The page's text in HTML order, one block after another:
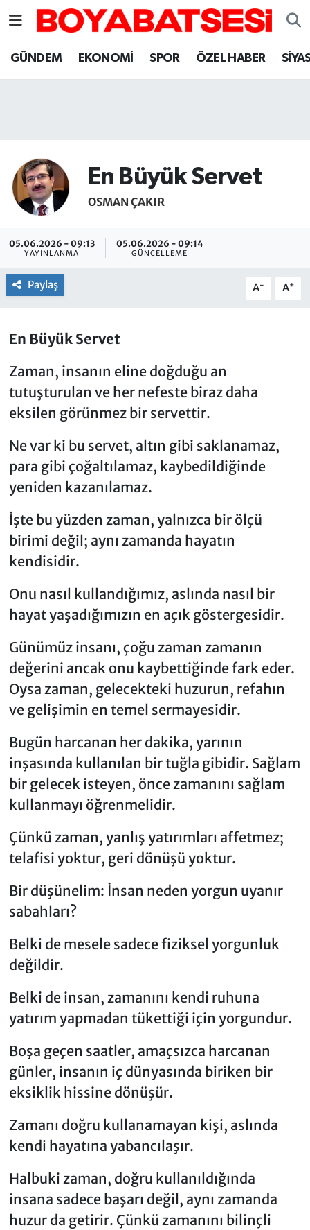
GÜNDEM EKONOMİ SPOR ÖZEL HABER
En Büyük Servet
OSMAN ÇAKIR
05.06.2026 - 09:13
YAYINLANMA
05.06.2026 - 09:14
GÜNCELLEME
Paylaş A- A+
En Büyük Servet
Zaman, insanın eline doğduğu an
tutuşturulan ve her nefeste biraz daha
eksilen görünmez bir servettir.
Ne var ki bu servet, altın gibi saklanamaz,
para gibi çoğaltılamaz, kaybedildiğinde
yeniden kazanılamaz.
İşte bu yüzden zaman, yalnızca bir ölçü
birimi değil; aynı zamanda hayatın
kendisidir.
Onu nasıl kullandığımız, aslında nasıl bir
hayat yaşadığımızın en açık göstergesidir.
Günümüz insanı, çoğu zaman zamanın
değerini ancak onu kaybettiğinde fark eder.
Oysa zaman, gelecekteki huzurun, refahın
ve gelişimin en temel sermayesidir.
Bugün harcanan her dakika, yarının
inşasında kullanılan bir tuğla gibidir. Sağlam
bir gelecek isteyen, önce zamanını sağlam
kullanmayı öğrenmelidir.
Çünkü zaman, yanlış yatırımları affetmez;
telafisi yoktur, geri dönüşü yoktur.
Bir düşünelim: İnsan neden yorgun uyanır
sabahları?
Belki de mesele sadece fiziksel yorgunluk
değildir.
Belki de insan, zamanını kendi ruhuna
yatırım yapmadan tükettiği için yorgundur.
Boşa geçen saatler, amaçsızca harcanan
günler, insanın iç dünyasında biriken bir
eksiklik hissine dönüşür.
Zamanı doğru kullanamayan kişi, aslında
kendi hayatına yabancılaşır.
Halbuki zaman, doğru kullanıldığında
insana sadece başarı değil, aynı zamanda
huzur da getirir. Çünkü zamanını bilinçli
Sinop Nöbetçi Eczaneler
Sinop Trafik Yoğunluk Haritası
Süper Lig Puan Durumu ve Fikstür
Haber Arşivi